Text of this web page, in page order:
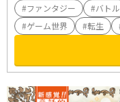
ファンタジー
バトル
ゲーム世界
転生